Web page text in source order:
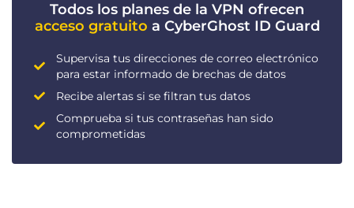
Todos los planes de la VPN ofrecen
acceso gratuito a CyberGhost ID Guard
Supervisa tus direcciones de correo electrónico
para estar informado de brechas de datos
Recibe alertas si se filtran tus datos
Comprueba si tus contraseñas han sido
comprometidas